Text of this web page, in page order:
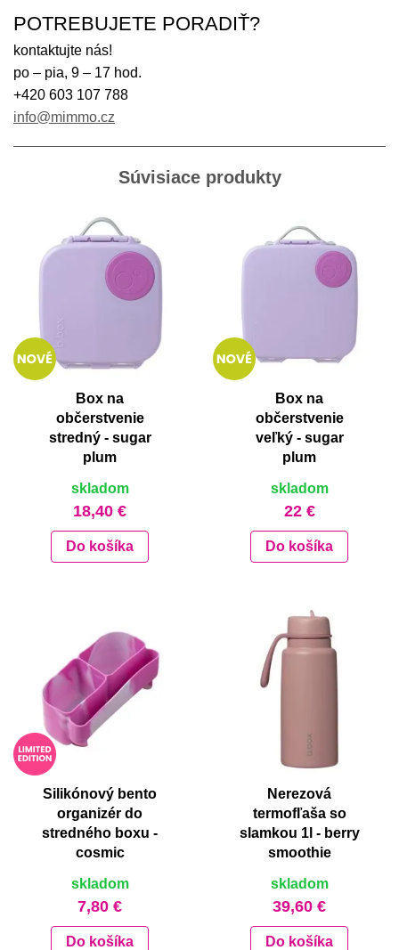
POTREBUJETE PORADIŤ?
kontaktujte nás!
po – pia, 9 – 17 hod.
+420 603 107 788
info@mimmo.cz
Súvisiace produkty
Box na
občerstvenie
stredný - sugar
plum
skladom
18,40 €
Do košíka
Box na
občerstvenie
veľký - sugar
plum
skladom
22 €
Do košíka
Silikónový bento
organizér do
stredného boxu -
cosmic
skladom
7,80 €
Do košíka
Nerezová
termofľaša so
slamkou 1l - berry
smoothie
skladom
39,60 €
Do košíka